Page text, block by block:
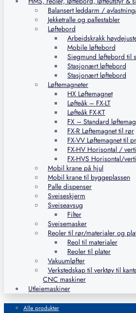
Balansert leddarm /
Jekketralle og pallestabler
Løftebord
Arbeidskrakk
Mobile løftebord
Siegmund løftebord til
Stasjonært løftebord
Stasjonært løftebord
Løftemagneter
HX Løftemagnet
Løfteåk – FX-LT
Løfteåk FX-KT
FX – Standard
FX-R Løftemagnet til rør
FX-VV Løftemagnet til
FX-HV Horisontal /
FX-HVS Horisontal/
Mobil krane på hjul
Mobil krane til byggeplassen
Palle dispenser
Sveiseskjerm
Sveiseavsug
Filter
Sveisemasker
Reoler til rør/materialer og
Reol til materialer
Reoler til plater
Vakuumløfter
Verkstedskap til verktøy til
CNC maskiner
Utleiemaskiner
Alle produkter